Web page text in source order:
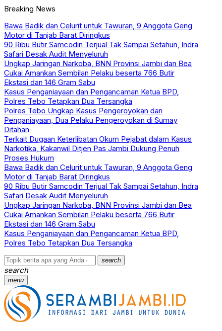
Breaking News
Bawa Badik dan Celurit untuk Tawuran, 9 Anggota Geng
Motor di Tanjab Barat Diringkus
90 Ribu Butir Samcodin Terjual Tak Sampai Setahun, Indra
Safari Desak Audit Menyeluruh
Ungkap Jaringan Narkoba, BNN Provinsi Jambi dan Bea
Cukai Amankan Sembilan Pelaku beserta 766 Butir
Ekstasi dan 146 Gram Sabu
Kasus Penganiayaan dan Pengancaman Ketua BPD,
Polres Tebo Tetapkan Dua Tersangka
Polres Tebo Ungkap Kasus Pengeroyokan dan
Penganiayaan, Dua Pelaku Pengeroyokan di Sumay
Ditahan
Terkait Dugaan Keterlibatan Okum Pejabat dalam Kasus
Narkotika, Kakanwil Ditjen Pas Jambi Dukung Penuh
Proses Hukum
Bawa Badik dan Celurit untuk Tawuran, 9 Anggota Geng
Motor di Tanjab Barat Diringkus
90 Ribu Butir Samcodin Terjual Tak Sampai Setahun, Indra
Safari Desak Audit Menyeluruh
Ungkap Jaringan Narkoba, BNN Provinsi Jambi dan Bea
Cukai Amankan Sembilan Pelaku beserta 766 Butir
Ekstasi dan 146 Gram Sabu
Kasus Penganiayaan dan Pengancaman Ketua BPD,
Polres Tebo Tetapkan Dua Tersangka
search
search
menu